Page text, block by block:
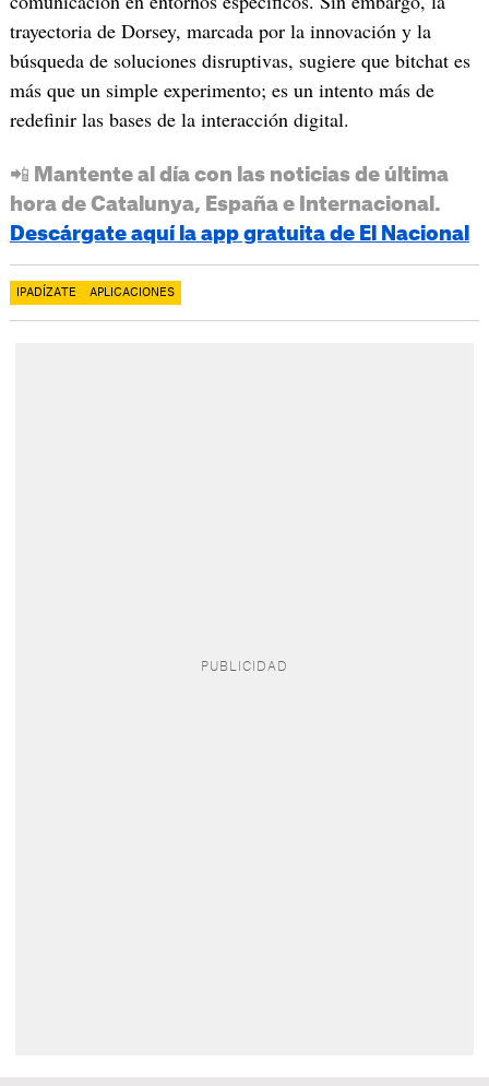
trayectoria de Dorsey, marcada por la innovación y la
búsqueda de soluciones disruptivas, sugiere que bitchat es
más que un simple experimento; es un intento más de
redefinir las bases de la interacción digital.
📲 Mantente al día con las noticias de última
hora de Catalunya, España e Internacional.
Descárgate aquí la app gratuita de El Nacional
IPADÍZATE APLICACIONES